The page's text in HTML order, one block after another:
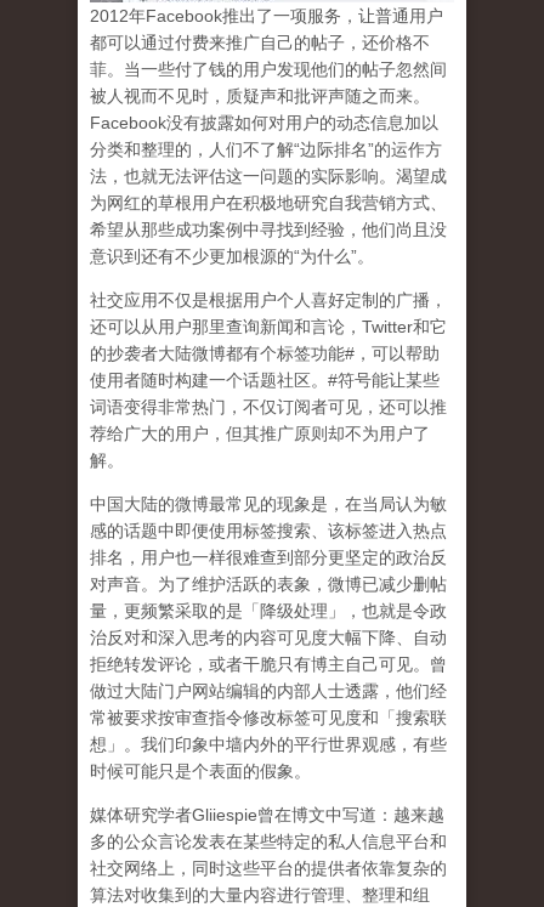
2012年Facebook推出了一项服务，让普通用户
都可以通过付费来推广自己的帖子，还价格不
菲。当一些付了钱的用户发现他们的帖子忽然间
被人视而不见时，质疑声和批评声随之而来。
Facebook没有披露如何对用户的动态信息加以
分类和整理的，人们不了解“边际排名”的运作方
法，也就无法评估这一问题的实际影响。渴望成
为网红的草根用户在积极地研究自我营销方式、
希望从那些成功案例中寻找到经验，他们尚且没
意识到 还有不少更加根源的“为什么”。
社交应用不仅是根据用户个人喜好定制的广播，
还可以从用户那里查询新闻和言论， Twitter和它
的抄袭者大陆微博都有个标签功能# ，可以帮助
使用者随时构建一个话题社区。 #符号能让某些
词语变得非常热门，不仅订阅者可见，还可以推
荐给广大的用户，但其推广原则却不为用户了
解。
中国大陆的微博最常见的现象是，在当局认为敏
感的话题中即便使用标签搜索、该标签进入热点
排名，用户也一样很难查到部分更坚定的政治反
对声音。为了维护活跃的表象，微博已减少删帖
量，更频繁采取的是「降级处理」，也就是令政
治反对和深入思考的内容可见度大幅下降、自动
拒绝转发评论，或者干脆只有博主自己可见。曾
做过大陆门户网站编辑的内部人士透露，他们经
常被要求按审查指令修改标签可见度和「搜索联
想」。 我们印象中墙内外的平行世界观感，有些
时候可能只是个表面的假象。
媒体研究学者Gliiespie曾在博文中写道：越来越
多的公众言论发表在某些特定的私人信息平台和
社交网络上，同时这些平台的提供者依靠复杂的
算法对收集到的大量内容进行管理、整理和组